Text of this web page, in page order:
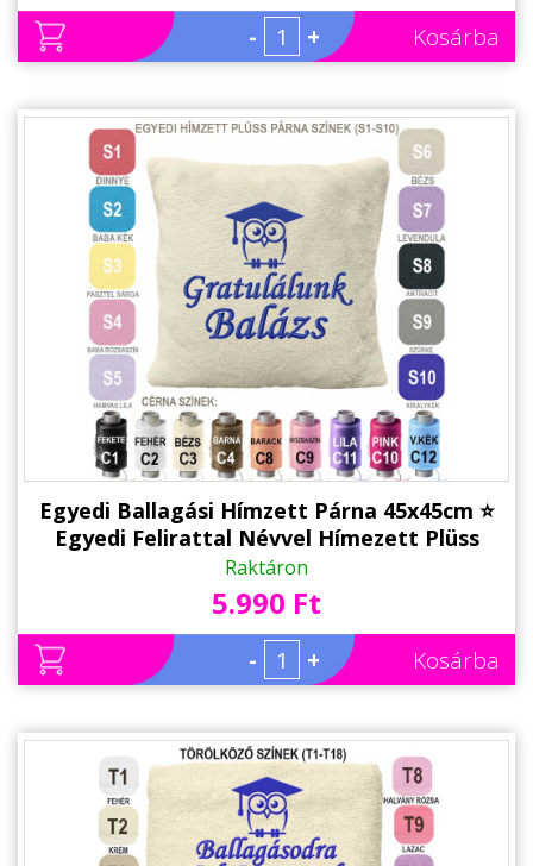
- + Kosárba
Egyedi Ballagási Hímzett Párna 45x45cm ⭐
Egyedi Felirattal Névvel Hímezett Plüss
Párna - Egyedi Ballagási Ajándék
Raktáron
5.990 Ft
- + Kosárba